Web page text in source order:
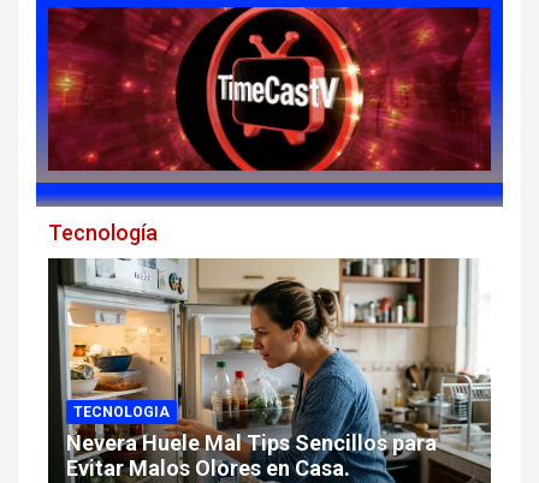
Tecnología
TECNOLOGIA
Nevera Huele Mal Tips Sencillos para
Evitar Malos Olores en Casa.